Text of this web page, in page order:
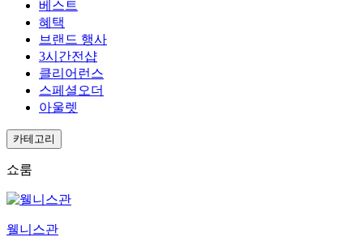
베스트
혜택
브랜드 행사
3시간전샵
클리어런스
스페셜오더
아울렛
카테고리
쇼룸
웰니스관